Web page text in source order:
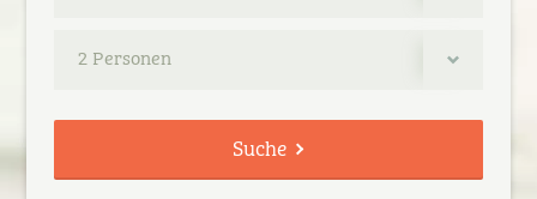
2 Personen
Suche